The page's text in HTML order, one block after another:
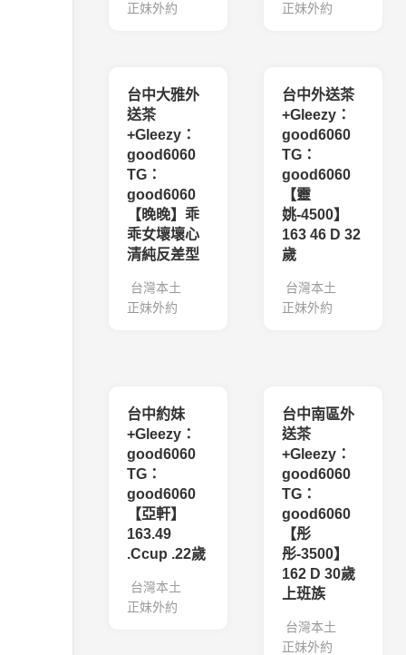
正妹外約
正妹外約
台中大雅外
送茶
+Gleezy：
good6060
TG：
good6060
【晚晚】乖
乖女壞壞心
清純反差型
台灣本土
正妹外約
台中外送茶
+Gleezy：
good6060
TG：
good6060
【靈
姚-4500】
163 46 D 32
歲
台灣本土
正妹外約
台中約妹
+Gleezy：
good6060
TG：
good6060
【亞軒】
163.49
.Ccup .22歲
台灣本土
正妹外約
台中南區外
送茶
+Gleezy：
good6060
TG：
good6060
【彤
彤-3500】
162 D 30歲
上班族
台灣本土
正妹外約